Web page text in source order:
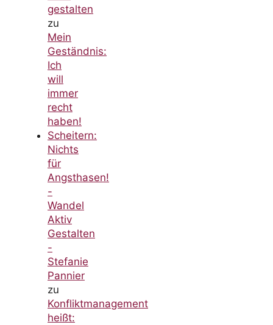
gestalten
zu
Mein
Geständnis:
Ich
will
immer
recht
haben!
Scheitern:
Nichts
für
Angsthasen!
-
Wandel
Aktiv
Gestalten
-
Stefanie
Pannier
zu
Konfliktmanagement
heißt: